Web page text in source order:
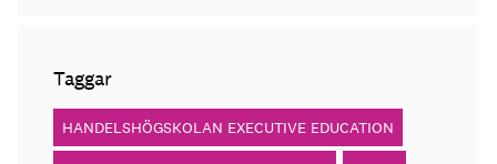
Taggar
HANDELSHÖGSKOLAN EXECUTIVE EDUCATION